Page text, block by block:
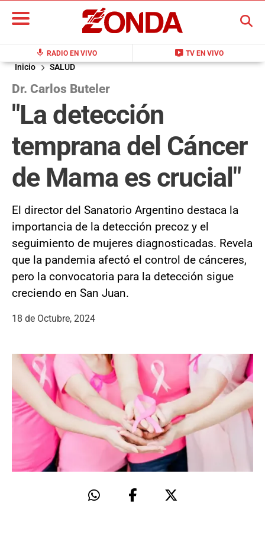
mic RADIO EN VIVO live_tv TV EN VIVO
BUSCAR
Inicio SALUD
Dr. Carlos Buteler
"La detección
temprana del Cáncer
de Mama es crucial"
El director del Sanatorio Argentino destaca la
importancia de la detección precoz y el
seguimiento de mujeres diagnosticadas. Revela
que la pandemia afectó el control de cánceres,
pero la convocatoria para la detección sigue
creciendo en San Juan.
18 de Octubre, 2024